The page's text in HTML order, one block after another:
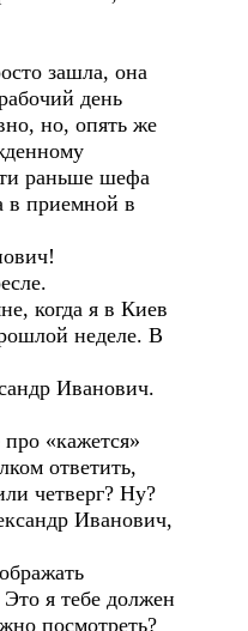
зашла, она
день
но, опять же
раньше шефа
в приемной в
когда я в Киев
неделе. В
Иванович.
«кажется»
ответить,
четверг? Ну?
Иванович,
Это я тебе должен
посмотреть?